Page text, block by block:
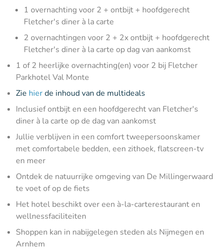
1 overnachting voor 2 + ontbijt + hoofdgerecht
Fletcher's diner à la carte
2 overnachtingen voor 2 + 2x ontbijt + hoofdgerecht
Fletcher's diner à la carte op dag van aankomst
1 of 2 heerlijke overnachting(en) voor 2 bij Fletcher
Parkhotel Val Monte
Zie hierde inhoud van de multideals
Inclusief ontbijt en een hoofdgerecht van Fletcher's
diner à la carte op de dag van aankomst
Jullie verblijven in een comfort tweepersoonskamer
met comfortabele bedden, een zithoek, flatscreen-tv
en meer
Ontdek de natuurrijke omgeving van De Millingerwaard
te voet of op de fiets
Het hotel beschikt over een à-la-carterestaurant en
wellnessfaciliteiten
Shoppen kan in nabijgelegen steden als Nijmegen en
Arnhem